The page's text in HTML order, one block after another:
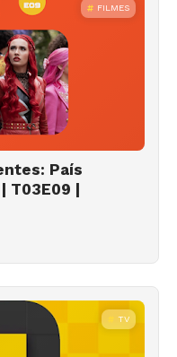
FILMES
País
|
TV